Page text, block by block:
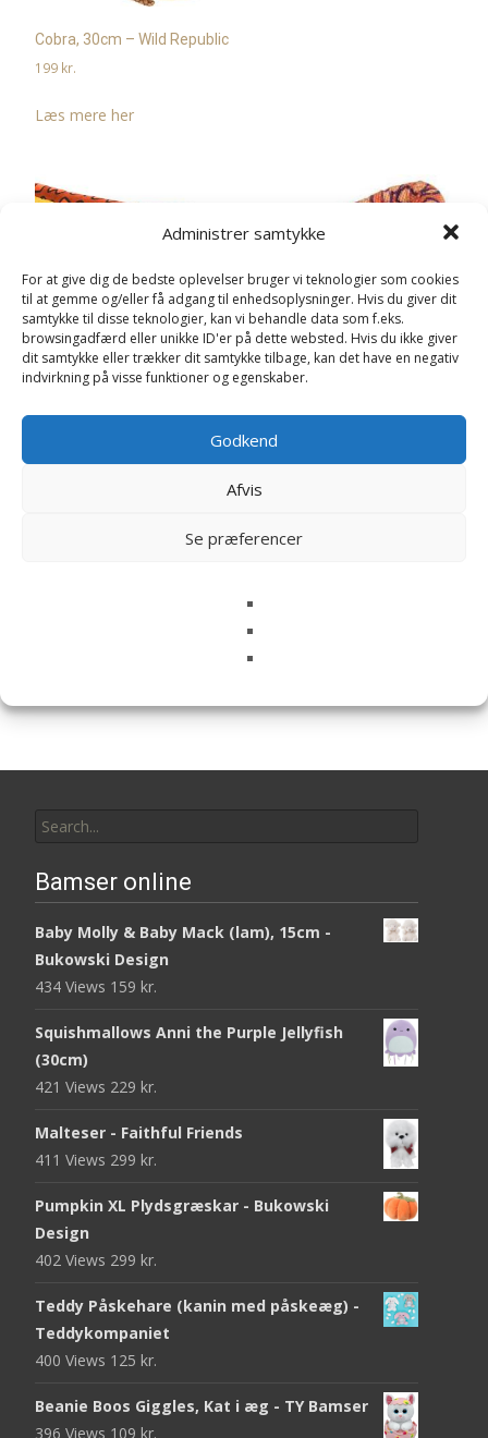
Administrer samtykke
For at give dig de bedste oplevelser bruger vi teknologier som cookies
til at gemme og/eller få adgang til enhedsoplysninger. Hvis du giver dit
samtykke til disse teknologier, kan vi behandle data som f.eks.
browsingadfærd eller unikke ID'er på dette websted. Hvis du ikke giver
dit samtykke eller trækker dit samtykke tilbage, kan det have en negativ
indvirkning på visse funktioner og egenskaber.
Godkend
Afvis
Se præferencer
Cobra, 30cm – Wild Republic
199 kr.
Læs mere her
Regnbue boa, 135cm – Wild
Republic
159kr.
Regnbueboa, 135 cm
(orangepletter) – Wild
Republic
Læs mere her
Bamser & Tøjdyr
for:
Bamser online
Baby Molly & Baby Mack (lam), 15cm -
Bukowski Design
434 Views 159 kr.
Squishmallows Anni the Purple Jellyfish
(30cm)
421 Views 229 kr.
Malteser - Faithful Friends
411 Views 299 kr.
Pumpkin XL Plydsgræskar - Bukowski
Design
402 Views 299 kr.
Teddy Påskehare (kanin med påskeæg) -
Teddykompaniet
400 Views 125 kr.
Beanie Boos Giggles, Kat i æg - TY Bamser
396 Views 109 kr.